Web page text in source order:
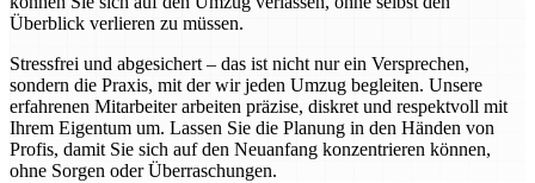
Überblick verlieren zu müssen.
Stressfrei und abgesichert – das ist nicht nur ein Versprechen,
sondern die Praxis, mit der wir jeden Umzug begleiten. Unsere
erfahrenen Mitarbeiter arbeiten präzise, diskret und respektvoll mit
Ihrem Eigentum um. Lassen Sie die Planung in den Händen von
Profis, damit Sie sich auf den Neuanfang konzentrieren können,
ohne Sorgen oder Überraschungen.